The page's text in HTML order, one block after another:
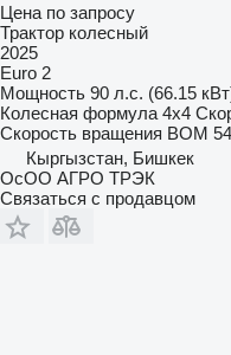
Цена по запросу
Трактор колесный
2025
Euro 2
Мощность 90 л.с. (66.15
Колесная формула 4x4
Скорость вращения ВОМ
Кыргызстан, Бишкек
ОсОО АГРО ТРЭК
Связаться с продавцом